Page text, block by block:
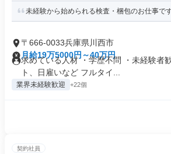
未経験から始められる検査・梱包のお仕事で
〒666-0033兵庫県川西市
月給19万5000円～40万円
求めている人材 ・学歴不問 ・未経験者
ト、日雇いなど フルタイ...
業界未経験歓迎 +22個
契約社員